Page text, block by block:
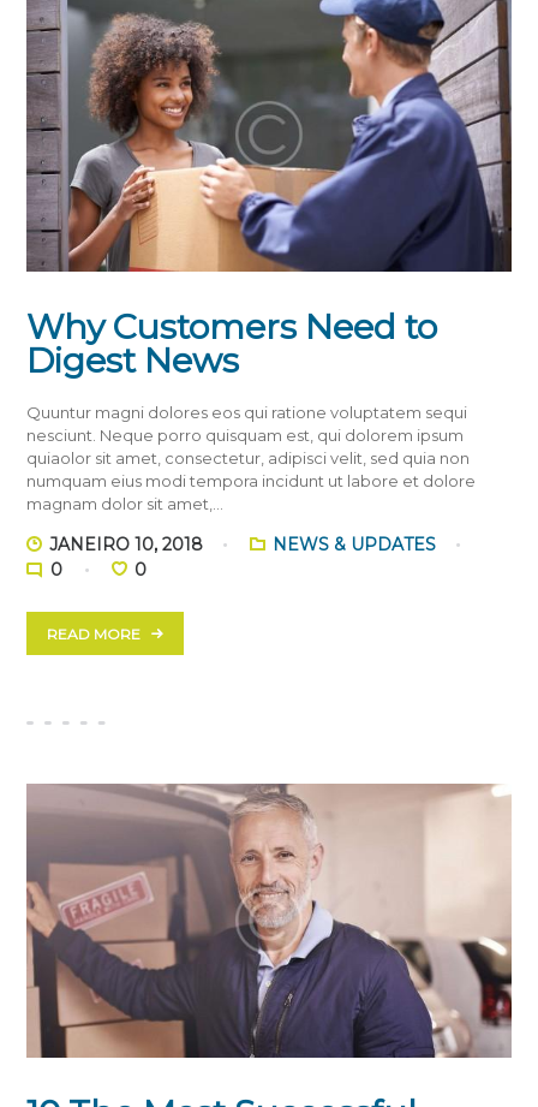
Why Customers Need to
Digest News
Quuntur magni dolores eos qui ratione voluptatem sequi
nesciunt. Neque porro quisquam est, qui dolorem ipsum
quiaolor sit amet, consectetur, adipisci velit, sed quia non
numquam eius modi tempora incidunt ut labore et dolore
magnam dolor sit amet,…
JANEIRO 10, 2018
NEWS & UPDATES
0
0
READ MORE